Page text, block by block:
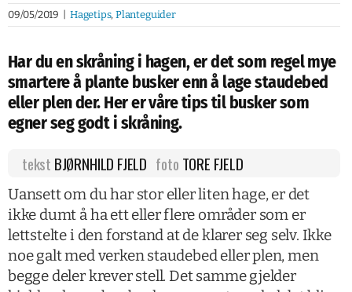
09/05/2019 Hagetips,Planteguider
Har du en skråning i hagen, er det som regel mye
smartere å plante busker enn å lage staudebed
eller plen der. Her er våre tips til busker som
egner seg godt i skråning.
tekst BJØRNHILD FJELD foto TORE FJELD
Uansett om du har stor eller liten hage, er det
ikke dumt å ha ett eller flere områder som er
lettstelte i den forstand at de klarer seg selv. Ikke
noe galt med verken staudebed eller plen, men
begge deler krever stell. Det samme gjelder